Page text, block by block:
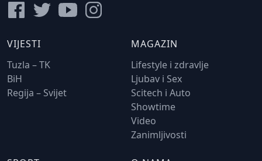
VIJESTI
Tuzla – TK
BiH
Regija – Svijet
MAGAZIN
Lifestyle i zdravlje
Ljubav i Sex
Scitech i Auto
Showtime
Video
Zanimljivosti